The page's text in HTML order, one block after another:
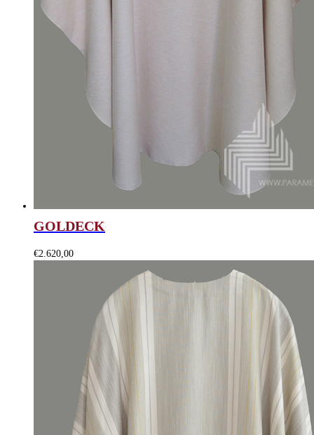
GOLDECK
€2.620,00